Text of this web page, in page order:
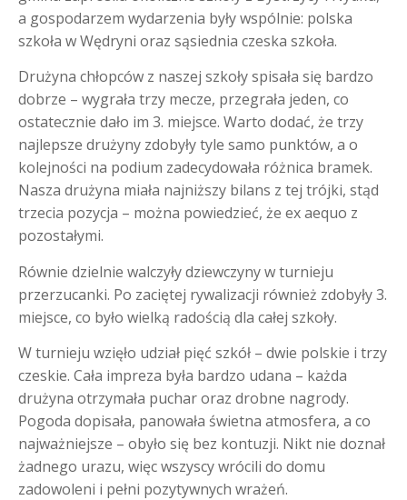
a gospodarzem wydarzenia były wspólnie: polska
szkoła w Wędryni oraz sąsiednia czeska szkoła.
Drużyna chłopców z naszej szkoły spisała się bardzo
dobrze – wygrała trzy mecze, przegrała jeden, co
ostatecznie dało im 3. miejsce. Warto dodać, że trzy
najlepsze drużyny zdobyły tyle samo punktów, a o
kolejności na podium zadecydowała różnica bramek.
Nasza drużyna miała najniższy bilans z tej trójki, stąd
trzecia pozycja – można powiedzieć, że ex aequo z
pozostałymi.
Równie dzielnie walczyły dziewczyny w turnieju
przerzucanki. Po zaciętej rywalizacji również zdobyły 3.
miejsce, co było wielką radością dla całej szkoły.
W turnieju wzięło udział pięć szkół – dwie polskie i trzy
czeskie. Cała impreza była bardzo udana – każda
drużyna otrzymała puchar oraz drobne nagrody.
Pogoda dopisała, panowała świetna atmosfera, a co
najważniejsze – obyło się bez kontuzji. Nikt nie doznał
żadnego urazu, więc wszyscy wrócili do domu
zadowoleni i pełni pozytywnych wrażeń.